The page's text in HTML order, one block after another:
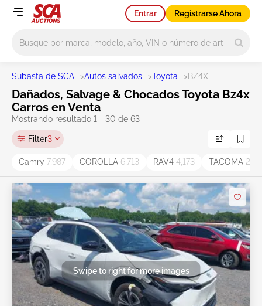
Entrar Registrarse Ahora
Subasta de SCA >Autos salvados >Toyota >BZ4X
Dañados, Salvage & Chocados Toyota Bz4x
Carros en Venta
Mostrando resultado 1 - 30 de 63
Filter3
Camry 7,987 COROLLA 6,713 RAV4 4,173 TACOMA
Swipe to right for more images